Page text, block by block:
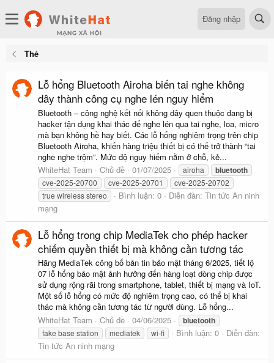
Đăng nhập
Thẻ
Lỗ hổng Bluetooth Airoha biến tai nghe không
dây thành công cụ nghe lén nguy hiểm
Bluetooth – công nghệ kết nối không dây quen thuộc đang bị
hacker tận dụng khai thác để nghe lén qua tai nghe, loa, micro
mà bạn không hề hay biết. Các lỗ hổng nghiêm trọng trên chip
Bluetooth Airoha, khiến hàng triệu thiết bị có thể trở thành “tai
nghe nghe trộm”. Mức độ nguy hiểm nằm ở chỗ, kẻ...
WhiteHat Team
Chủ đề 01/07/2025 airoha bluetooth
cve‑2025‑20700 cve‑2025‑20701
cve‑2025‑20702
true wireless stereo
Bình luận: 0 Diễn đàn: Tin tức An ninh
mạng
Lỗ hổng trong chip MediaTek cho phép hacker
chiếm quyền thiết bị mà không cần tương tác
Hãng MediaTek công bố bản tin bảo mật tháng 6/2025, tiết lộ
07 lỗ hổng bảo mật ảnh hưởng đến hàng loạt dòng chip được
sử dụng rộng rãi trong smartphone, tablet, thiết bị mạng và IoT.
Một số lỗ hổng có mức độ nghiêm trọng cao, có thể bị khai
thác mà không cần tương tác từ người dùng. Lỗ hổng...
WhiteHat Team
Chủ đề 04/06/2025 bluetooth
fake base station mediatek wi-fi Bình luận: 0
Diễn đàn:
Tin tức An ninh mạng